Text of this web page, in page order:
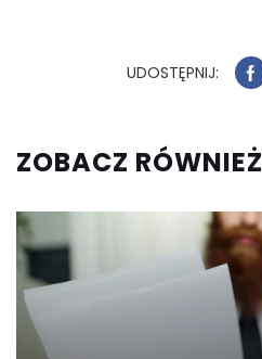
UDOSTĘPNIJ:
ZOBACZ RÓWNIEŻ